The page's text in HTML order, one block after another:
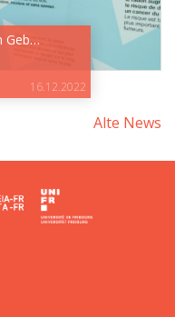
Geb…
16.12.2022
Alte News